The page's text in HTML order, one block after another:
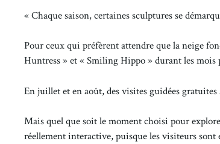
« Chaque saison, certaines sculptures se
Pour ceux qui préfèrent attendre que la neige
Huntress » et « Smiling Hippo » durant les mois
En juillet et en août, des visites guidées gratuites
Mais quel que soit le moment choisi pour
réellement interactive, puisque les visiteurs sont